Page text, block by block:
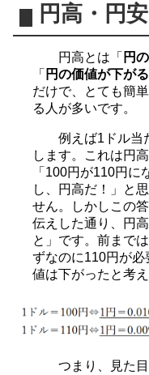
円高・円
円高とは「 円
「 円の価値が下が
だけで、とても簡
る人が多いです。
例えば1ドル当
します。これは円
「100円が110円に
し、円高だ！」と
せん。しかしこの
伝えした通り、円
と」です。前まで
ずなのに110円が
値は下がったと考
つまり、見た目